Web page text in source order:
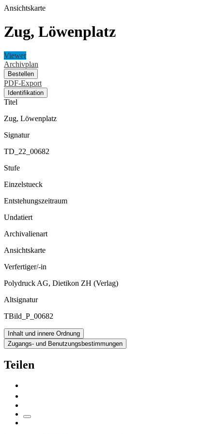
Ansichtskarte
Zug, Löwenplatz
Viewer
Archivplan
Bestellen
PDF-Export
Identifikation
Titel
Zug, Löwenplatz
Signatur
TD_22_00682
Stufe
Einzelstueck
Entstehungszeitraum
Undatiert
Archivalienart
Ansichtskarte
Verfertiger/-in
Polydruck AG, Dietikon ZH (Verlag)
Altsignatur
TBild_P_00682
Inhalt und innere Ordnung
Zugangs- und Benutzungsbestimmungen
Teilen